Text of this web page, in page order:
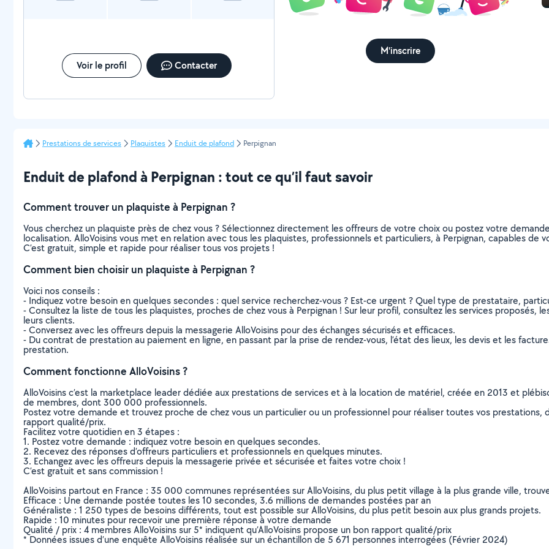
Voir le profil Contacter
M'inscrire
Prestations de services Plaquistes Enduit de plafond Perpignan
Enduit de plafond à Perpignan : tout ce qu’il faut savoir
Comment trouver un plaquiste à Perpignan ?
Vous cherchez un plaquiste près de chez vous ? Sélectionnez directement les offreurs de votre choix ou postez votre
localisation. AlloVoisins vous met en relation avec tous les plaquistes, professionnels et particuliers, à Perpignan, capables de
C’est gratuit, simple et rapide pour réaliser tous vos projets !
Comment bien choisir un plaquiste à Perpignan ?
Voici nos conseils :
- Indiquez votre besoin en quelques secondes : quel service recherchez-vous ? Est-ce urgent ? Quel type de prestataire,
- Consultez la liste de tous les plaquistes, proches de chez vous à Perpignan ! Sur leur profil, consultez les services proposés,
leurs clients.
- Conversez avec les offreurs depuis la messagerie AlloVoisins pour des échanges sécurisés et efficaces.
- Du contrat de prestation au paiement en ligne, en passant par la prise de rendez-vous, l’état des lieux, les devis et les
prestation.
Comment fonctionne AlloVoisins ?
AlloVoisins c’est la marketplace leader dédiée aux prestations de services et à la location de matériel, créée en 2013 et
de membres, dont 300 000 professionnels.
Postez votre demande et trouvez proche de chez vous un particulier ou un professionnel pour réaliser toutes vos
rapport qualité/prix.
Facilitez votre quotidien en 3 étapes :
1. Postez votre demande : indiquez votre besoin en quelques secondes.
2. Recevez des réponses d’offreurs particuliers et professionnels en quelques minutes.
3. Echangez avec les offreurs depuis la messagerie privée et sécurisée et faites votre choix !
C’est gratuit et sans commission !
AlloVoisins partout en France : 35 000 communes représentées sur AlloVoisins, du plus petit village à la plus grande ville,
Efficace : Une demande postée toutes les 10 secondes, 3.6 millions de demandes postées par an
Généraliste : 1 250 types de besoins différents, tout est possible sur AlloVoisins, du plus petit besoin aux plus grands projets.
Rapide : 10 minutes pour recevoir une première réponse à votre demande
Qualité / prix : 4 membres AlloVoisins sur 5* indiquent qu’AlloVoisins propose un bon rapport qualité/prix
* Données issues d’une enquête AlloVoisins réalisée sur un échantillon de 5 671 personnes interrogées (Février 2024)